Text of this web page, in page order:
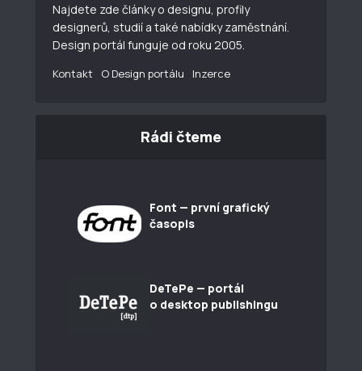
Najdete zde články o designu, profily
designerů, studií a také nabídky zaměstnání.
Design portál funguje od roku 2005.
Kontakt O Design portálu Inzerce
Rádi čteme
Font — první grafický
časopis
DeTePe — portál
o desktop publishingu